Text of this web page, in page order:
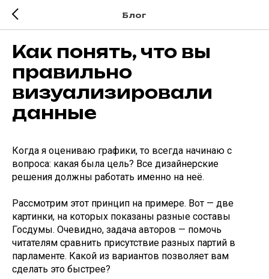
Блог
Как понять, что вы
правильно
визуализировали
данные
Когда я оцениваю графики, то всегда начинаю с
вопроса: какая была цель? Все дизайнерские
решения должны работать именно на неё.
Рассмотрим этот принцип на примере. Вот — две
картинки, на которых показаны разные составы
Госдумы. Очевидно, задача авторов — помочь
читателям сравнить присутствие разных партий в
парламенте. Какой из вариантов позволяет вам
сделать это быстрее?